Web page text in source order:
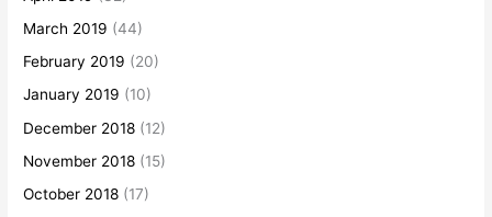
March 2019 (44)
February 2019 (20)
January 2019 (10)
December 2018 (12)
November 2018 (15)
October 2018 (17)